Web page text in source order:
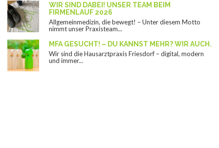
WIR SIND DABEI! UNSER TEAM BEIM
FIRMENLAUF 2026
Allgemeinmedizin, die bewegt! – Unter diesem Motto
nimmt unser Praxisteam...
MFA GESUCHT! – DU KANNST MEHR? WIR AUCH.
Wir sind die Hausarztpraxis Friesdorf – digital, modern
und immer...